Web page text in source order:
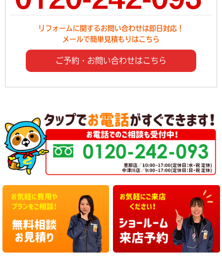
リフォームに関するお問い合わせは即日対応！
メールで簡単見積もりはこちら
ご予約・お問い合わせはこちら